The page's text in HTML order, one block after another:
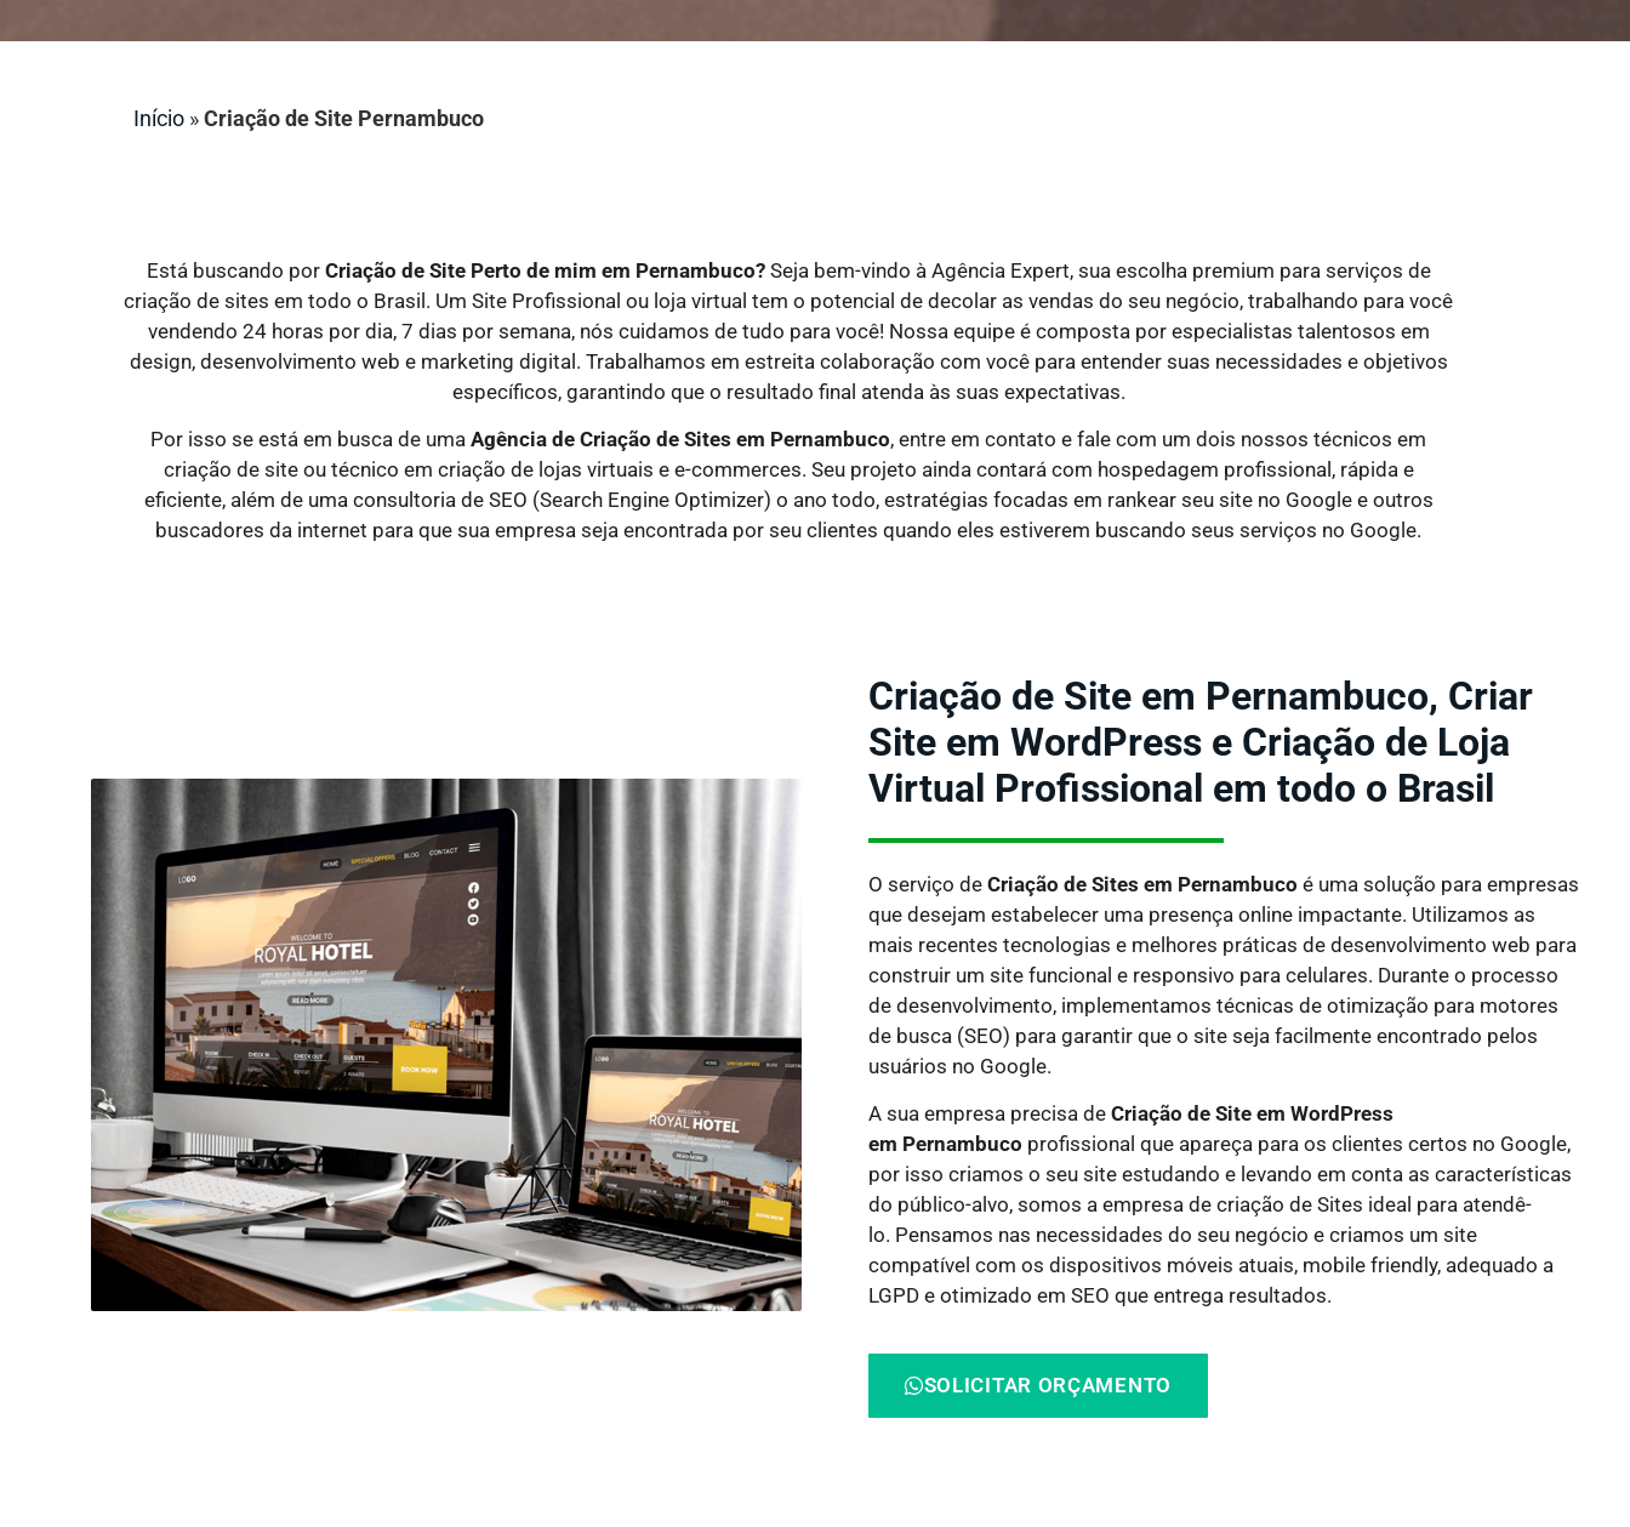
Início »Criação de Site Pernambuco
Está buscando por Criação de Site Perto de mim em Pernambuco?Seja bem-vindo à Agência Expert, sua escolha premium para serviços de
criação de sites em todo o Brasil. Um Site Profissional ou loja virtual tem o potencial de decolar as vendas do seu negócio, trabalhando para você
vendendo 24 horas por dia, 7 dias por semana, nós cuidamos de tudo para você! Nossa equipe é composta por especialistas talentosos em
design, desenvolvimento web e marketing digital. Trabalhamos em estreita colaboração com você para entender suas necessidades e objetivos
específicos, garantindo que o resultado final atenda às suas expectativas.
Por isso se está em busca de uma Agência de Criação de Sites em Pernambuco, entre em contato e fale com um dois nossos técnicos em
criação de site ou técnico em criação de lojas virtuais e e-commerces. Seu projeto ainda contará com hospedagem profissional, rápida e
eficiente, além de uma consultoria de SEO (Search Engine Optimizer) o ano todo, estratégias focadas em rankear seu site no Google e outros
buscadores da internet para que sua empresa seja encontrada por seu clientes quando eles estiverem buscando seus serviços no Google.
Criação de Site em Pernambuco, Criar
Site em WordPress e Criação de Loja
Virtual Profissional em todo o Brasil
O serviço de Criação de Sites em Pernambuco é uma solução para empresas
que desejam estabelecer uma presença online impactante. Utilizamos as
mais recentes tecnologias e melhores práticas de desenvolvimento web para
construir um site funcional e responsivo para celulares. Durante o processo
de desenvolvimento, implementamos técnicas de otimização para motores
de busca (SEO) para garantir que o site seja facilmente encontrado pelos
usuários no Google.
A sua empresa precisa de Criação de Site em WordPress
em Pernambuco profissional que apareça para os clientes certos no Google,
por isso criamos o seu site estudando e levando em conta as características
do público-alvo, somos a empresa de criação de Sites ideal para atendê-
lo. Pensamos nas necessidades do seu negócio e criamos um site
compatível com os dispositivos móveis atuais, mobile friendly, adequado a
LGPD e otimizado em SEO que entrega resultados.
SOLICITAR ORÇAMENTO